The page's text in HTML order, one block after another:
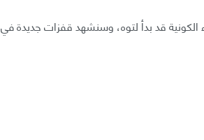
الكونية قد بدأ لتوه، وسنشهد قفزات جديدة في